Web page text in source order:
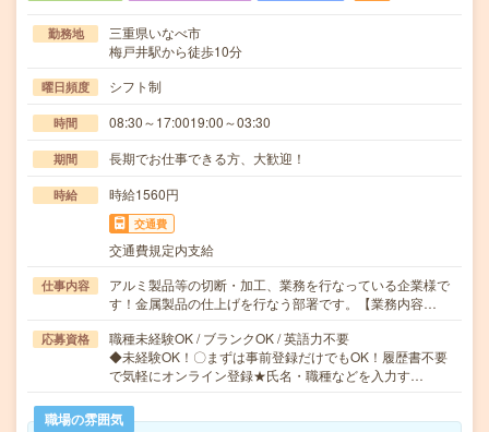
勤務地
三重県いなべ市
梅戸井駅から徒歩10分
曜日頻度 シフト制
時間 08:30～17:0019:00～03:30
期間 長期でお仕事できる方、大歓迎！
時給 時給1560円
交通費
交通費規定内支給
仕事内容
アルミ製品等の切断・加工、業務を行なっている企業様で
す！金属製品の仕上げを行なう部署です。【業務内容…
応募資格
職種未経験OK / ブランクOK / 英語力不要
◆未経験OK！〇まずは事前登録だけでもOK！履歴書不要
で気軽にオンライン登録★氏名・職種などを入力す…
職場の雰囲気